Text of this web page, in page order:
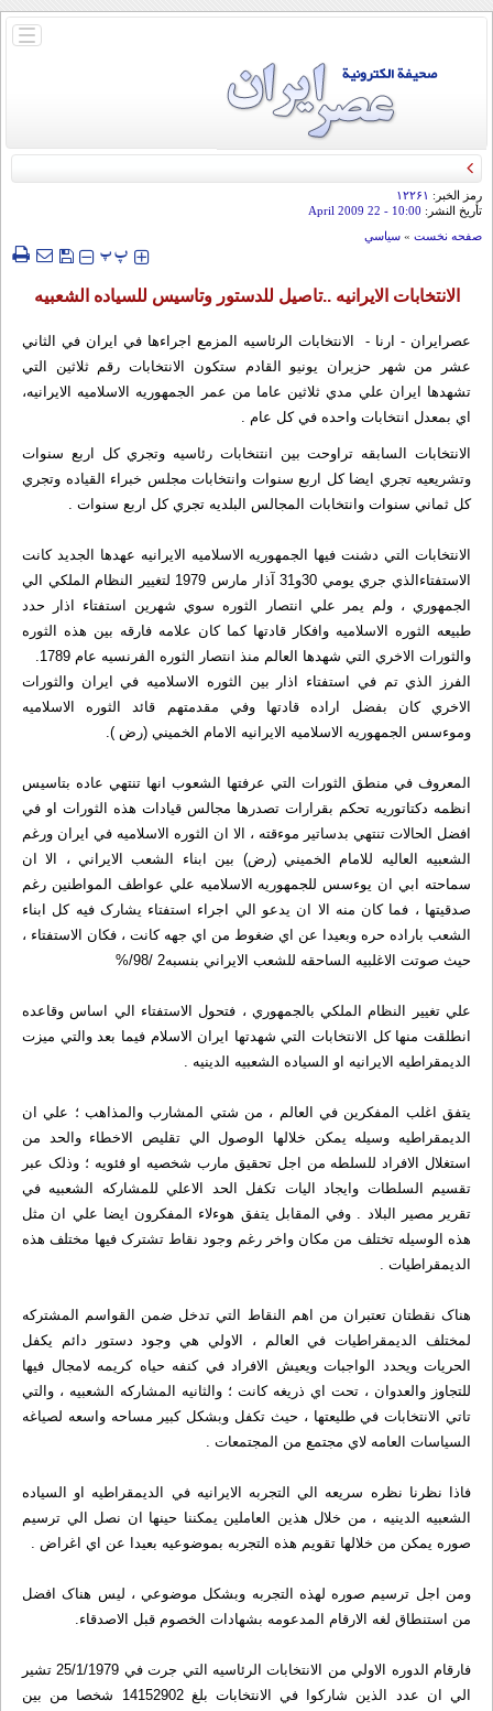
باز
الحمراء
رمز الخبر: ۱۲۲۶۱
تأريخ النشر: 10:00
- 22 April 2009
صفحه نخست » سياسي
‍‍‍ پپ
الانتخابات الايرانيه ..تاصيل للدستور وتاسيس للسياده الشعبيه
عصرایران - ارنا - الانتخابات الرئاسيه المزمع اجراءها في ايران في الثاني
عشر من شهر حزيران يونيو القادم ستکون الانتخابات رقم ثلاثين التي
تشهدها ايران علي مدي ثلاثين عاما من عمر الجمهوريه الاسلاميه الايرانيه،
اي بمعدل انتخابات واحده في کل عام .
الانتخابات السابقه تراوحت بين انتنخابات رئاسيه وتجري کل اربع سنوات
وتشريعيه تجري ايضا کل اربع سنوات وانتخابات مجلس خبراء‌ القياده وتجري
کل ثماني سنوات وانتخابات المجالس البلديه تجري کل اربع سنوات .
الانتخابات التي دشنت فيها الجمهوريه الاسلاميه الايرانيه عهدها الجديد کانت
الاستفتاء‌الذي جري يومي 30و31 آذار مارس 1979 لتغيير النظام الملکي الي
الجمهوري ، ولم يمر علي انتصار الثوره سوي شهرين استفتاء اذار حدد
طبيعه الثوره الاسلاميه وافکار قادتها کما کان علامه فارقه بين هذه الثوره
والثورات الاخري التي شهدها العالم منذ انتصار الثوره الفرنسيه عام 1789.
الفرز الذي تم في استفتاء اذار بين الثوره الاسلاميه في ايران والثورات
الاخري کان بفضل اراده قادتها وفي مقدمتهم قائد الثوره الاسلاميه
وموءسس الجمهوريه الاسلاميه الايرانيه الامام الخميني (‌رض )‌.
المعروف في منطق الثورات التي عرفتها الشعوب انها تنتهي عاده بتاسيس
انظمه دکتاتوريه تحکم بقرارات تصدرها مجالس قيادات هذه الثورات او في
افضل الحالات تنتهي بدساتير موءقته ، الا ان الثوره الاسلاميه في ايران ورغم
الشعبيه العاليه للامام الخميني (رض) بين ابناء الشعب الايراني ، الا ان
سماحته ابي ان يوءسس للجمهوريه الاسلاميه علي عواطف المواطنين رغم
صدقيتها ، فما کان منه الا ان يدعو الي اجراء استفتاء يشارک فيه کل ابناء
الشعب باراده حره وبعيدا عن اي ضغوط من اي جهه کانت ، فکان الاستفتاء ،
حيث صوتت الاغلبيه الساحقه للشعب الايراني بنسبه2 /98/%
علي تغيير النظام الملکي بالجمهوري ، فتحول الاستفتاء الي اساس وقاعده
انطلقت منها کل الانتخابات التي شهدتها ايران الاسلام فيما بعد والتي ميزت
الديمقراطيه الايرانيه او السياده الشعبيه الدينيه .
يتفق اغلب المفکرين في العالم ، من شتي المشارب والمذاهب ؛ علي ان
الديمقراطيه وسيله يمکن خلالها الوصول الي تقليص الاخطاء ‌والحد من
استغلال الافراد للسلطه من اجل تحقيق مارب شخصيه او فئويه ؛ وذلک عبر
تقسيم السلطات وايجاد اليات تکفل الحد الاعلي للمشارکه الشعبيه في
تقرير مصير البلاد . وفي المقابل يتفق هوءلاء المفکرون ايضا علي ان مثل
هذه الوسيله تختلف من مکان واخر رغم وجود نقاط تشترک فيها مختلف هذه
الديمقراطيات .
هناک نقطتان تعتبران من اهم النقاط التي تدخل ضمن القواسم المشترکه
لمختلف الديمقراطيات في العالم ، الاولي هي وجود دستور دائم يکفل
الحريات ويحدد الواجبات ويعيش الافراد في کنفه حياه کريمه لامجال فيها
للتجاوز والعدوان ، تحت اي ذريغه کانت ؛ والثانيه المشارکه الشعبيه ، والتي
تاتي الانتخابات في طليعتها ، حيث تکفل وبشکل کبير مساحه واسعه لصياغه
السياسات العامه لاي مجتمع من المجتمعات .
فاذا نظرنا نظره سريعه الي التجربه الايرانيه في الديمقراطيه او السياده
الشعبيه الدينيه ، من خلال هذين العاملين يمکننا حينها ان نصل الي ترسيم
صوره يمکن من خلالها تقويم هذه التجربه بموضوعيه بعيدا عن اي اغراض .
ومن اجل ترسيم صوره لهذه التجربه وبشکل موضوعي ، ليس هناک افضل
من استنطاق لغه الارقام المدعومه بشهادات الخصوم قبل الاصدقاء‌.
فارقام الدوره الاولي من الانتخابات الرئاسيه التي جرت في 25/1/1979 تشير
الي ان عدد الذين شارکوا في الانتخابات بلغ 14152902 شخصا من بين